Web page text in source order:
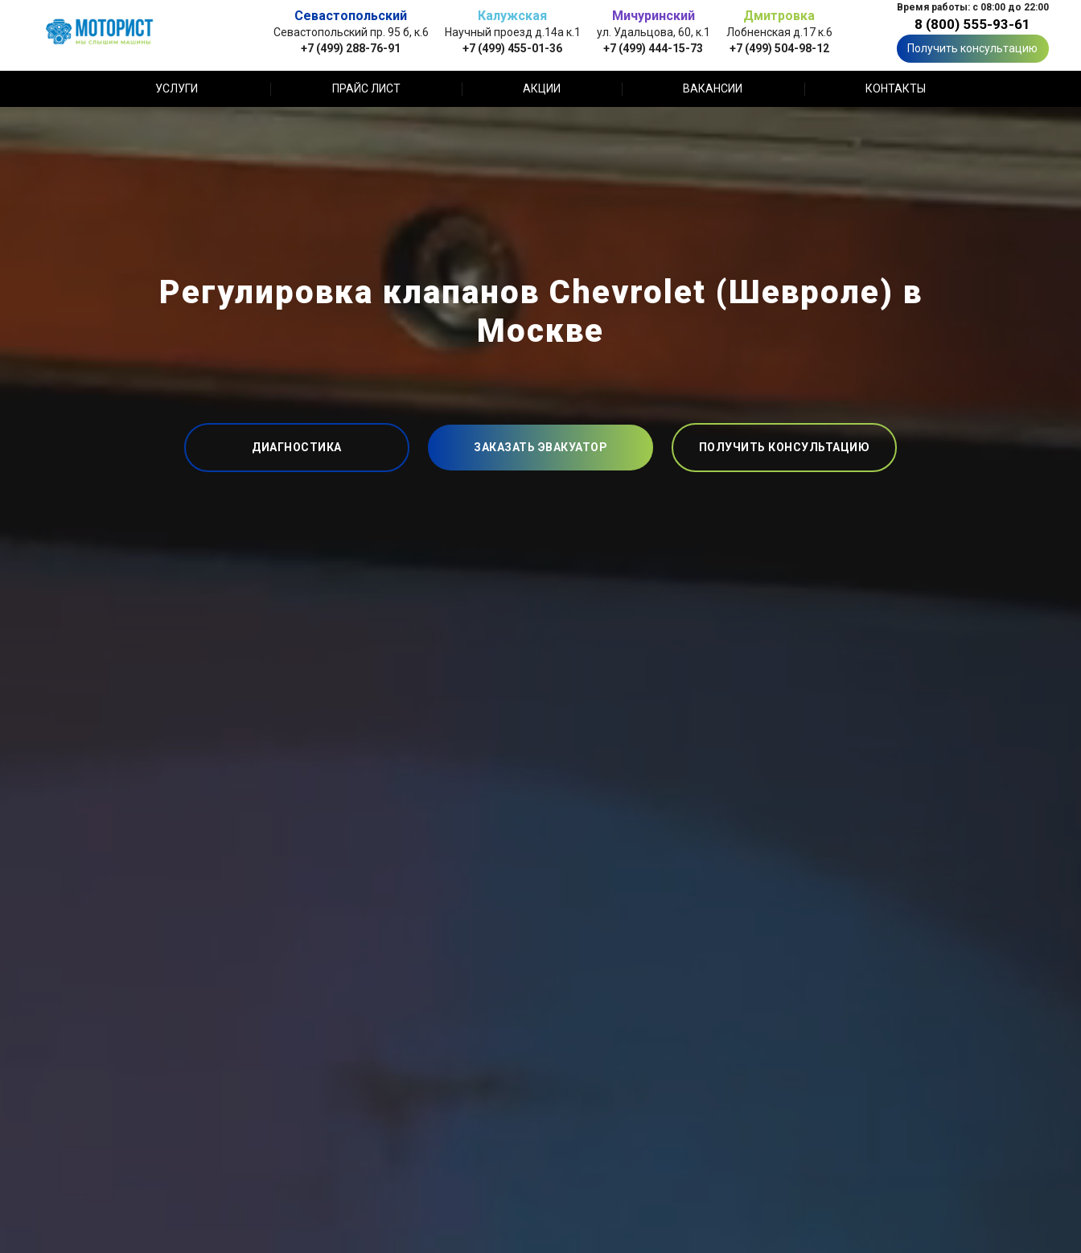
Севастопольский
Севастопольский пр. 95 б, к.6
+7 (499) 288-76-91
Калужская
Научный проезд д.14а к.1
+7 (499) 455-01-36
Мичуринский
ул. Удальцова, 60, к.1
+7 (499) 444-15-73
Дмитровка
Лобненская д.17 к.6
+7 (499) 504-98-12
Время работы: с 08:00 до 22:00
8 (800) 555-93-61
Получить консультацию
УСЛУГИ ПРАЙС ЛИСТ АКЦИИ ВАКАНСИИ КОНТАКТЫ
Регулировка клапанов Chevrolet (Шевроле) в
Москве
ДИАГНОСТИКА ЗАКАЗАТЬ ЭВАКУАТОР ПОЛУЧИТЬ КОНСУЛЬТАЦИЮ